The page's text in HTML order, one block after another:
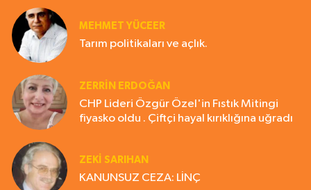
MEHMET YÜCEER
Tarım politikaları ve açlık.
ZERRIN ERDOĞAN
CHP Lideri Özgür Özel'in Fıstık Mitingi
fiyasko oldu . Çiftçi hayal kırıklığına uğradı
ZEKI SARIHAN
KANUNSUZ CEZA: LİNÇ